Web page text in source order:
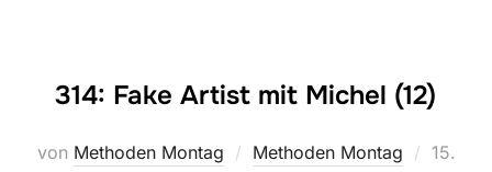
314: Fake Artist mit Michel (12)
von Methoden Montag Methoden Montag 15.